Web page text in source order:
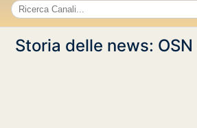
Storia delle news: